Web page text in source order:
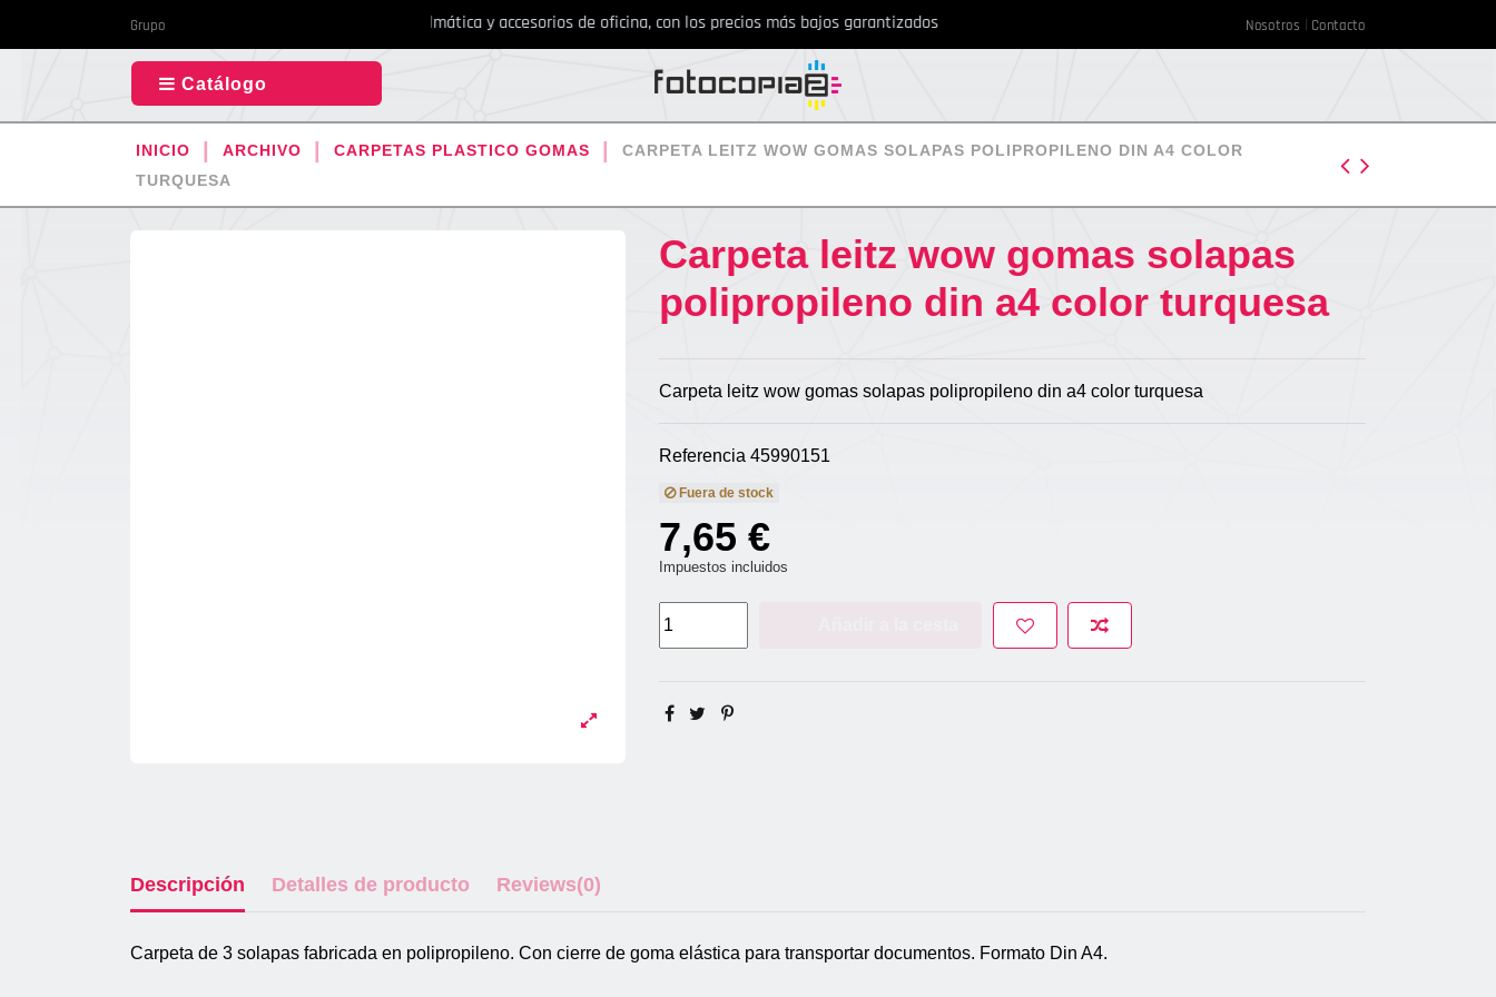
Grupo Tu todo en 1 de papelmática y accesorios de oficina, con los precios más bajos garantizados Nosotros Contacto
Catálogo
INICIO ARCHIVO CARPETAS PLASTICO GOMAS
CARPETA LEITZ WOW GOMAS SOLAPAS POLIPROPILENO DIN A4 COLOR
TURQUESA
Carpeta leitz wow gomas solapas
polipropileno din a4 color turquesa
Carpeta leitz wow gomas solapas polipropileno din a4 color turquesa
Referencia 45990151
Fuera de stock
7,65 €
Impuestos incluidos
Descripción Detalles de producto Reviews(0)
Carpeta de 3 solapas fabricada en polipropileno. Con cierre de goma elástica para transportar documentos. Formato Din A4.